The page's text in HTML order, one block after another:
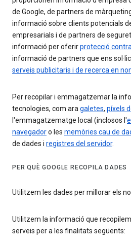
de Google, de partners de
informació sobre clients potencials
empresarials i de partners de
informació per oferirprotecció
informació de partners que ens
serveis publicitaris i de recerca en
Per recopilar i emmagatzemar la
tecnologies, com aragaletes, píxels
l'emmagatzematge local (inclosos l'
navegadoro les memòries cau de
de dades i registres del servidor.
PER QUÈ GOOGLE RECOPILA DADES
Utilitzem les dades per millorar els
Utilitzem la informació que
serveis per a les finalitats següents: